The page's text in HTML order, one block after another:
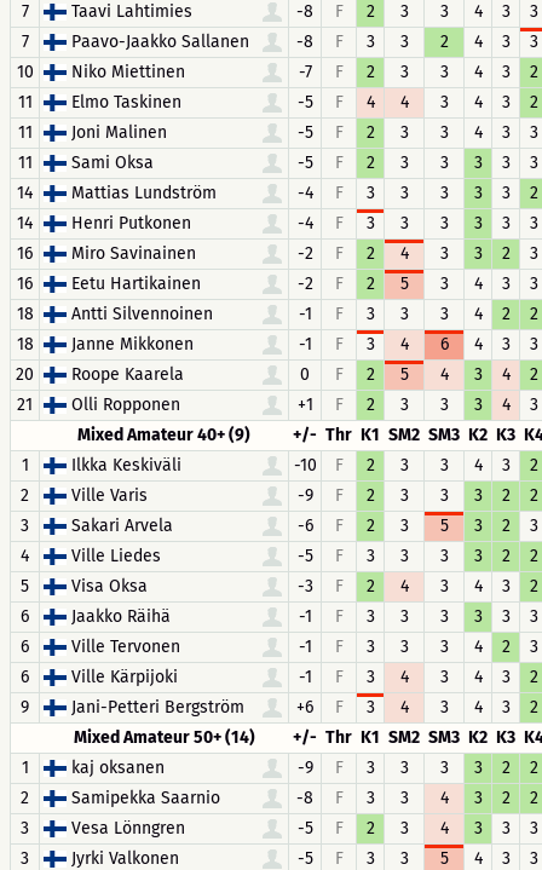
7
Taavi Lahtimies -8 F 2 3 3 4 3
3
7
Paavo-Jaakko Sallanen -8 F 3 3 2 4 3
3
10
Niko Miettinen -7 F 2 3 3 4 3
2
11
Elmo Taskinen -5 F 4 4 3 4 3
2
11
Joni Malinen -5 F 2 3 3 4 3
3
11
Sami Oksa -5 F 2 3 3 3 3
3
14
Mattias Lundström -4 F 3 3 3 3 3
2
14
Henri Putkonen -4 F 3 3 3 3 3
3
16
Miro Savinainen -2 F 2 4 3 3 2
3
16
Eetu Hartikainen -2 F 2 5 3 4 3
3
18
Antti Silvennoinen -1 F 3 3 3 4 2
2
18
Janne Mikkonen -1 F 3 4 6 4 3
3
20
Roope Kaarela 0 F 2 5 4 3 4
2
21
Olli Ropponen +1 F 2 3 3 3 4
3
Mixed Amateur 40+ (9)
+/- Thr K1 SM2 SM3 K2 K3
1
Ilkka Keskiväli -10 F 2 3 3 4 3
2
2
Ville Varis -9 F 2 3 3 3 2
2
3
Sakari Arvela -6 F 2 3 5 3 2
3
4
Ville Liedes -5 F 3 3 3 3 2
2
5
Visa Oksa -3 F 2 4 3 4 3
2
6
Jaakko Räihä -1 F 3 3 3 3 3
3
6
Ville Tervonen -1 F 3 3 3 4 2
3
6
Ville Kärpijoki -1 F 3 4 3 4 3
2
9
Jani-Petteri Bergström +6 F 3 4 3 4 3
2
Mixed Amateur 50+ (14)
+/- Thr K1 SM2 SM3 K2 K3
1
kaj oksanen -9 F 3 3 3 3 2
2
2
Samipekka Saarnio -8 F 3 3 4 3 2
2
3
Vesa Lönngren -5 F 2 3 4 3 3
3
3
Jyrki Valkonen -5 F 3 3 5 4 3
3